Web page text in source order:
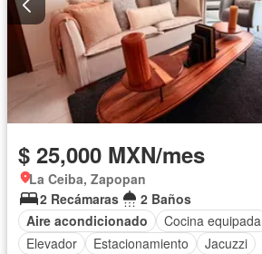
$ 25,000 MXN/mes
La Ceiba, Zapopan
2 Recámaras
2 Baños
Aire acondicionado
Cocina equipada
Elevador
Estacionamiento
Jacuzzi